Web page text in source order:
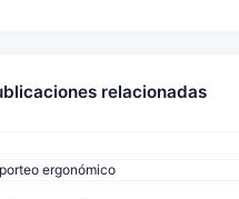
relacionadas